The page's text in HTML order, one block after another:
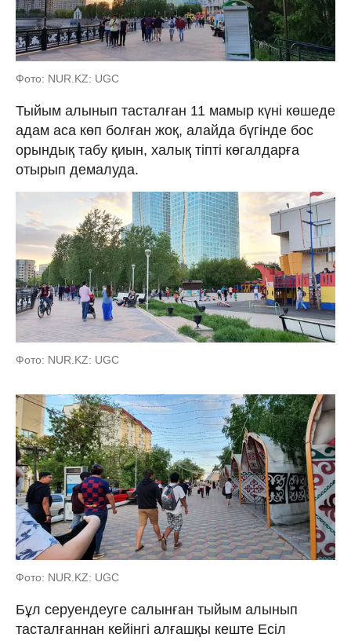
Фото: NUR.KZ: UGC
Тыйым алынып тасталған 11 мамыр күні көшеде
адам аса көп болған жоқ, алайда бүгінде бос
орындық табу қиын, халық тіпті көгалдарға
отырып демалуда.
Фото: NUR.KZ: UGC
Фото: NUR.KZ: UGC
Бұл серуендеуге салынған тыйым алынып
тасталғаннан кейінгі алғашқы кеште Есіл